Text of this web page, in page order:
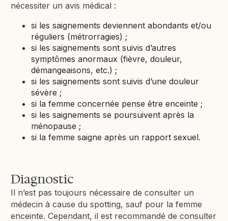
nécessiter un avis médical :
si les saignements deviennent abondants et/ou
réguliers (métrorragies) ;
si les saignements sont suivis d’autres
symptômes anormaux (fièvre, douleur,
démangeaisons, etc.) ;
si les saignements sont suivis d’une douleur
sévère ;
si la femme concernée pense être enceinte ;
si les saignements se poursuivent après la
ménopause ;
si la femme saigne après un rapport sexuel.
Diagnostic
Il n’est pas toujours nécessaire de consulter un
médecin à cause du spotting, sauf pour la femme
enceinte. Cependant, il est recommandé de consulter